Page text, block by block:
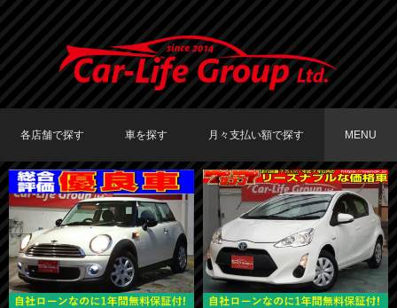
各店舗で探す
TOKYO店在庫車両
大阪店在庫車両
福岡店在庫車両
車を探す
車種で探す
メーカーで探す
月々支払い額で探す
〜19,999円
20,000円〜29,999円
30,000円〜39,999円
40,000円〜49,999円
50,000円〜
MENU